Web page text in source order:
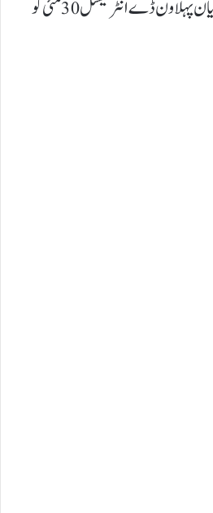
پاکستان اور آسٹریلیا کے درمیان پہلا ون ڈے انٹرنیشنل 30 مئی کو